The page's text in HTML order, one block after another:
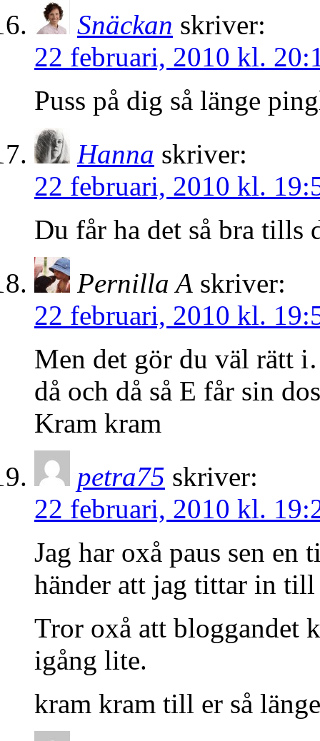
Snäckan skriver:
22 februari, 2010 kl.
Puss på dig så länge
Hanna skriver:
22 februari, 2010 kl.
Du får ha det så bra tills
Pernilla A skriver:
22 februari, 2010 kl.
Men det gör du väl
då och då så E får sin
Kram kram
petra75 skriver:
22 februari, 2010 kl.
Jag har oxå paus sen
händer att jag tittar in
Tror oxå att bloggandet
igång lite.
kram kram till er så länge